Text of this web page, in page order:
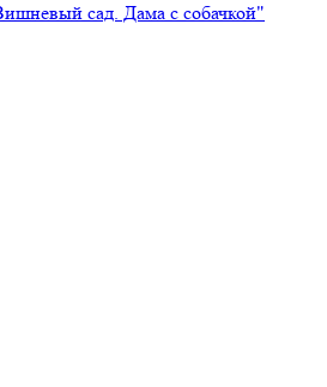
сад. Дама с собачкой"